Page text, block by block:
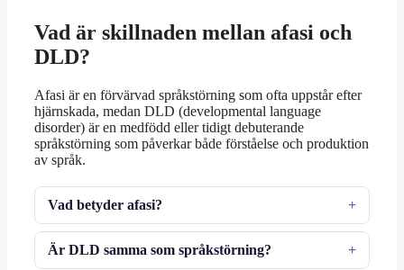
Vad är skillnaden mellan afasi och
DLD?
Afasi är en förvärvad språkstörning som ofta uppstår efter
hjärnskada, medan DLD (developmental language
disorder) är en medfödd eller tidigt debuterande
språkstörning som påverkar både förståelse och produktion
av språk.
Vad betyder afasi?
Är DLD samma som språkstörning?